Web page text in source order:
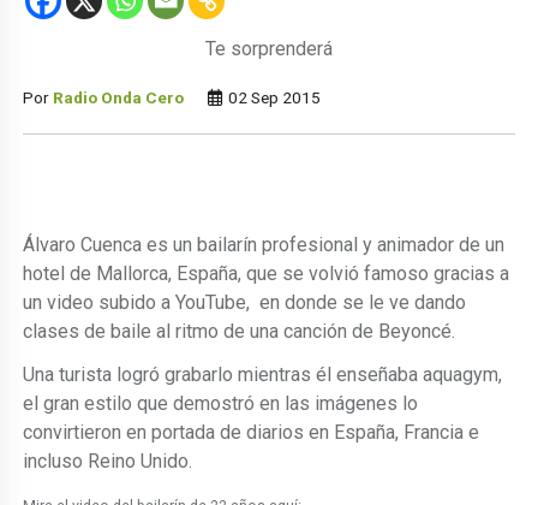
Te sorprenderá
Por Radio Onda Cero 02 Sep 2015
Álvaro Cuenca es un bailarín profesional y animador de un
hotel de Mallorca, España, que se volvió famoso gracias a
un video subido a YouTube, en donde se le ve dando
clases de baile al ritmo de una canción de Beyoncé.
Una turista logró grabarlo mientras él enseñaba aquagym,
el gran estilo que demostró en las imágenes lo
convirtieron en portada de diarios en España, Francia e
incluso Reino Unido.